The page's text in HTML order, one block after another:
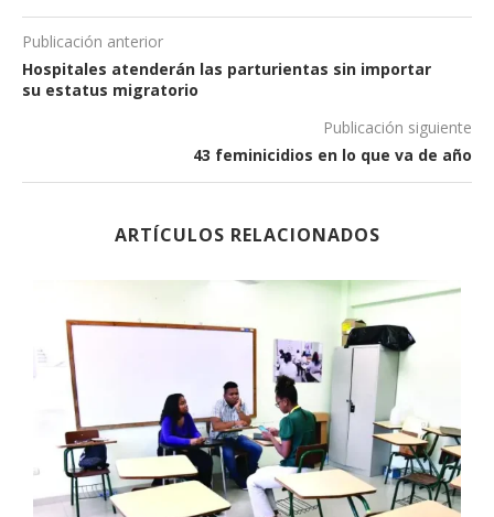
Publicación anterior
Hospitales atenderán las parturientas sin importar
su estatus migratorio
Publicación siguiente
43 feminicidios en lo que va de año
ARTÍCULOS RELACIONADOS